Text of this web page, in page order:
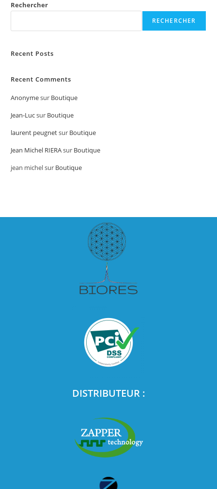
Rechercher
RECHERCHER
Recent Posts
Recent Comments
Anonymesur Boutique
Jean-Lucsur Boutique
laurent peugnetsur Boutique
Jean Michel RIERAsur Boutique
jean michelsur Boutique
DISTRIBUTEUR :